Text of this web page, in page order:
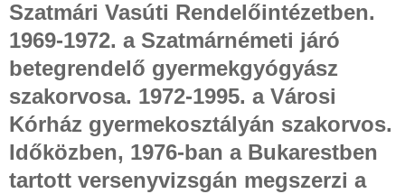
Szatmári Vasúti Rendelőintézetben.
1969-1972. a Szatmárnémeti járó
betegrendelő gyermekgyógyász
szakorvosa. 1972-1995. a Városi
Kórház gyermekosztályán szakorvos.
Időközben, 1976-ban a Bukarestben
tartott versenyvizsgán megszerzi a